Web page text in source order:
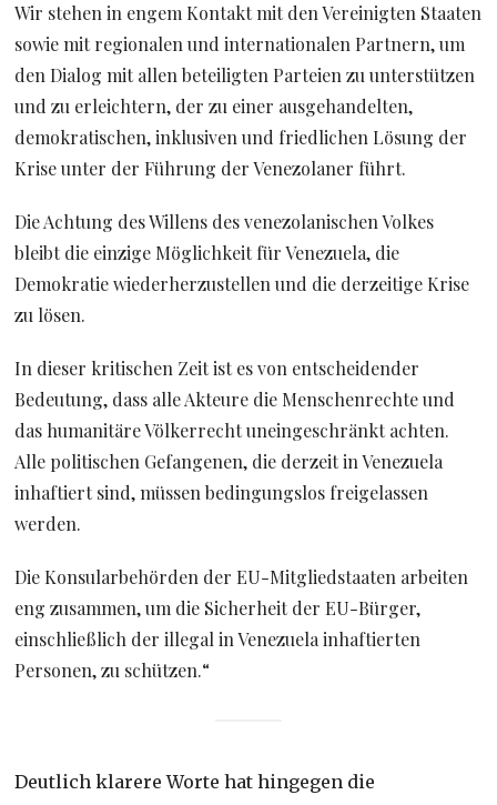
Wir stehen in engem Kontakt mit den Vereinigten Staaten
sowie mit regionalen und internationalen Partnern, um
den Dialog mit allen beteiligten Parteien zu unterstützen
und zu erleichtern, der zu einer ausgehandelten,
demokratischen, inklusiven und friedlichen Lösung der
Krise unter der Führung der Venezolaner führt.
Die Achtung des Willens des venezolanischen Volkes
bleibt die einzige Möglichkeit für Venezuela, die
Demokratie wiederherzustellen und die derzeitige Krise
zu lösen.
In dieser kritischen Zeit ist es von entscheidender
Bedeutung, dass alle Akteure die Menschenrechte und
das humanitäre Völkerrecht uneingeschränkt achten.
Alle politischen Gefangenen, die derzeit in Venezuela
inhaftiert sind, müssen bedingungslos freigelassen
werden.
Die Konsularbehörden der EU-Mitgliedstaaten arbeiten
eng zusammen, um die Sicherheit der EU-Bürger,
einschließlich der illegal in Venezuela inhaftierten
Personen, zu schützen.“
Deutlich klarere Worte hat hingegen die